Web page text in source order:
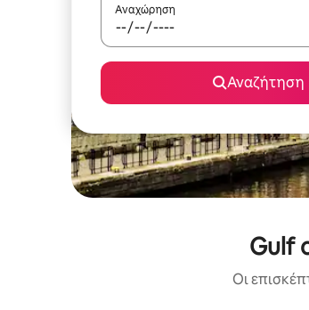
Αναχώρηση
Αναζήτηση
Gulf
Οι